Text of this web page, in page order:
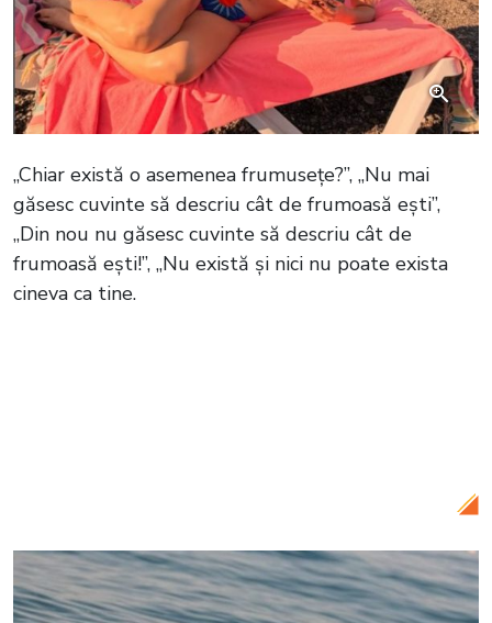
„Chiar există o asemenea frumusețe?”, „Nu mai
găsesc cuvinte să descriu cât de frumoasă ești”,
„Din nou nu găsesc cuvinte să descriu cât de
frumoasă ești!”, „Nu există și nici nu poate exista
cineva ca tine.